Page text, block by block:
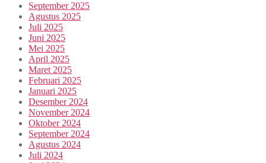
September 2025
Agustus 2025
Juli 2025
Juni 2025
Mei 2025
April 2025
Maret 2025
Februari 2025
Januari 2025
Desember 2024
November 2024
Oktober 2024
September 2024
Agustus 2024
Juli 2024